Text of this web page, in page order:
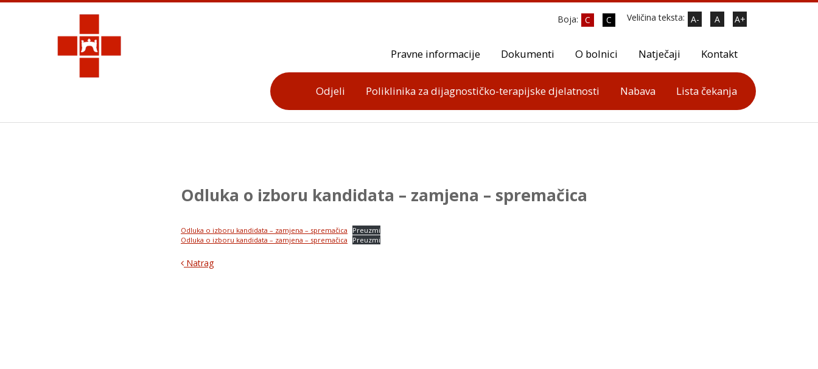
C C
Boja: A- A A+
Veličina teksta:
Pravne informacije Dokumenti O bolnici Natječaji Kontakt
Odjeli Poliklinika za dijagnostičko-terapijske djelatnosti Nabava Lista čekanja
Odluka o izboru kandidata – zamjena – spremačica
Odluka o izboru kandidata – zamjena – spremačica
Preuzmi
Odluka o izboru kandidata – zamjena – spremačica
Preuzmi
Natrag